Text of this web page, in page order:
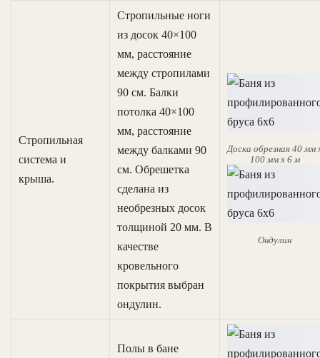
Стропильная
система и
крыша.
Стропильные ноги
из досок 40×100
мм, расстояние
между стропилами
90 см. Балки
потолка 40×100
мм, расстояние
между балками 90
см. Обрешетка
сделана из
необрезных досок
толщиной 20 мм. В
качестве
кровельного
покрытия выбран
ондулин.
Доска обрезная 40 мм
100 мм х 6 м
Ондулин
Полы в бане